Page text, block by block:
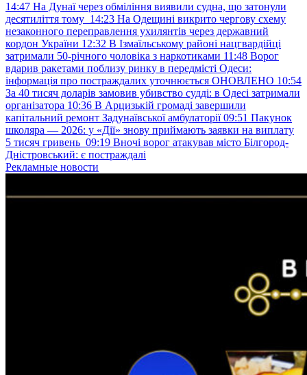
14:47 На Дунаї через обміління виявили судна, що затонули
десятиліття тому 14:23 На Одещині викрито чергову схему
незаконного переправлення ухилянтів через державний
кордон України 12:32 В Ізмаїльському районі нацгвардійці
затримали 50-річного чоловіка з наркотиками 11:48 Ворог
вдарив ракетами поблизу ринку в передмісті Одеси:
інформація про постраждалих уточнюється ОНОВЛЕНО 10:54
За 40 тисяч доларів замовив убивство судді: в Одесі затримали
організатора 10:36 В Арцизькій громаді завершили
капітальний ремонт Задунаївської амбулаторії 09:51 Пакунок
школяра — 2026: у «Дії» знову приймають заявки на виплату
5 тисяч гривень 09:19 Вночі ворог атакував місто Білгород-
Дністровський: є постраждалі
Рекламные новости